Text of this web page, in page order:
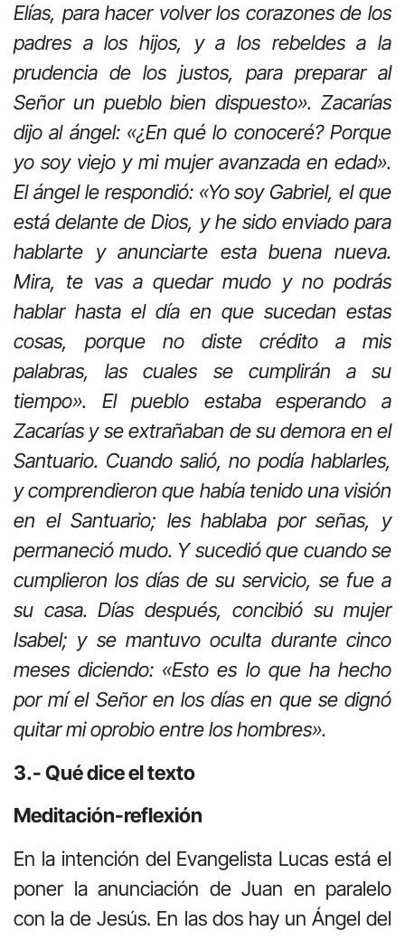
Elías, para hacer volver los corazones de los
padres a los hijos, y a los rebeldes a la
prudencia de los justos, para preparar al
Señor un pueblo bien dispuesto». Zacarías
dijo al ángel: «¿En qué lo conoceré? Porque
yo soy viejo y mi mujer avanzada en edad».
El ángel le respondió: «Yo soy Gabriel, el que
está delante de Dios, y he sido enviado para
hablarte y anunciarte esta buena nueva.
Mira, te vas a quedar mudo y no podrás
hablar hasta el día en que sucedan estas
cosas, porque no diste crédito a mis
palabras, las cuales se cumplirán a su
tiempo». El pueblo estaba esperando a
Zacarías y se extrañaban de su demora en el
Santuario. Cuando salió, no podía hablarles,
y comprendieron que había tenido una visión
en el Santuario; les hablaba por señas, y
permaneció mudo. Y sucedió que cuando se
cumplieron los días de su servicio, se fue a
su casa. Días después, concibió su mujer
Isabel; y se mantuvo oculta durante cinco
meses diciendo: «Esto es lo que ha hecho
por mí el Señor en los días en que se dignó
quitar mi oprobio entre los hombres».
3.- Qué dice el texto
Meditación-reflexión
En la intención del Evangelista Lucas está el
poner la anunciación de Juan en paralelo
con la de Jesús. En las dos hay un Ángel del